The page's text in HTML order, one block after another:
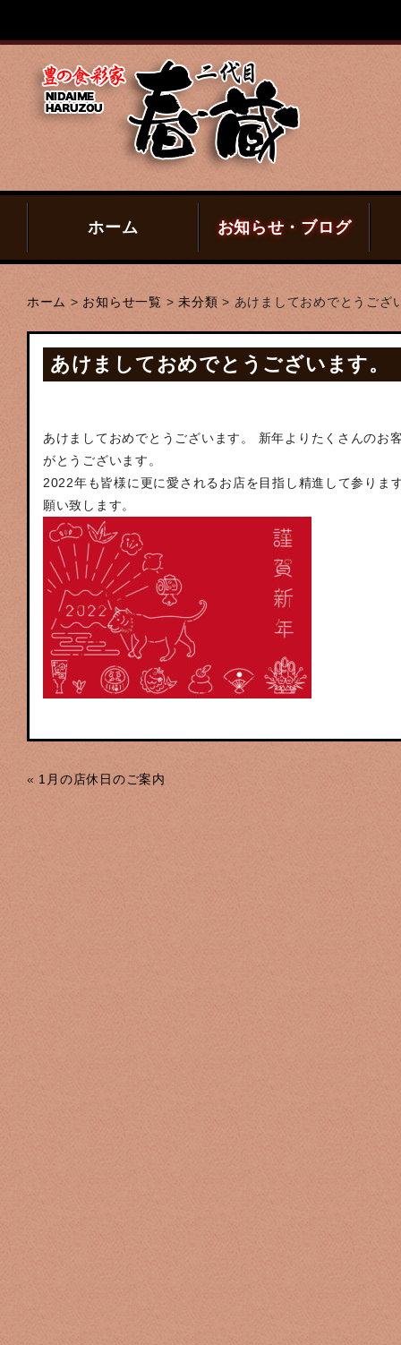
ホーム お知らせ・ブログ
ホーム > お知らせ一覧 >未分類 > あけましておめでとうござ
あけましておめでとうございます。
あけましておめでとうございます。 新年よりたくさんのお
がとうございます。
2022年も皆様に更に愛されるお店を目指し精進して参りま
願い致します。
« 1月の店休日のご案内